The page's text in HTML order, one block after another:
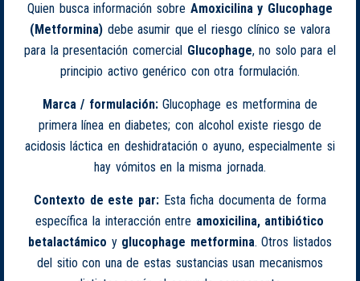
Quien busca información sobre Amoxicilina y Glucophage
(Metformina) debe asumir que el riesgo clínico se valora
para la presentación comercial Glucophage, no solo para el
principio activo genérico con otra formulación.
Marca / formulación:Glucophage es metformina de
primera línea en diabetes; con alcohol existe riesgo de
acidosis láctica en deshidratación o ayuno, especialmente si
hay vómitos en la misma jornada.
Contexto de este par:Esta ficha documenta de forma
específica la interacción entre amoxicilina, antibiótico
betalactámico y glucophage metformina. Otros listados
del sitio con una de estas sustancias usan mecanismos